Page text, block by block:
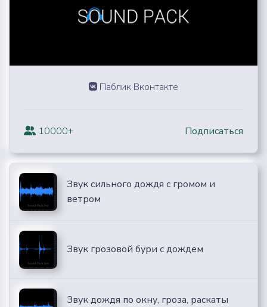
Паблик Вконтакте
10000+ Подписаться
Звук сильного дождя с громом и
ветром
Звук грозовой бури с дождем
Звук дождя по окну, гроза, раскаты